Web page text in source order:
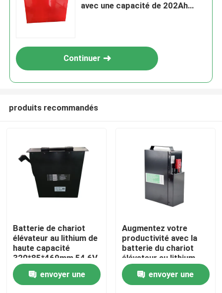
Maison
avec une capacité de 202Ah
Continuer
produits recommandés
Batterie de chariot
élévateur au lithium de
haute capacité
320*85*469mm 54,6V
Longue durée de vie
envoyer une
Augmentez votre
productivité avec la
batterie du chariot
élévateur au lithium
envoyer une